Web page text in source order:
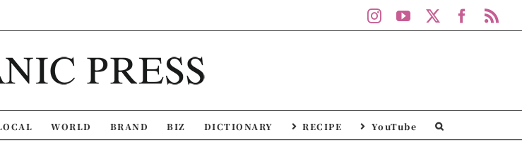
InstagramYouTube
WORLD BRAND BIZ DICTIONARY RECIPE YouTube